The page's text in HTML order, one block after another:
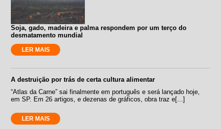
Soja, gado, madeira e palma respondem por um terço do
desmatamento mundial
LER MAIS
A destruição por trás de certa cultura alimentar
“Atlas da Carne” sai finalmente em português e será lançado hoje,
em SP. Em 26 artigos, e dezenas de gráficos, obra traz e[...]
LER MAIS